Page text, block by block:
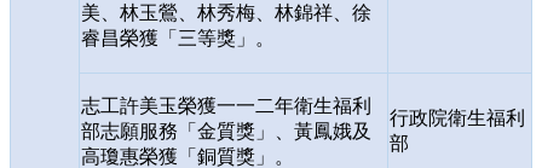
美、林玉鶯、林秀梅、林錦祥、徐
睿昌榮獲「三等獎」。
志工許美玉榮獲一一二年衛生福利
部志願服務「金質獎」、黃鳳娥及
高瓊惠榮獲「銅質獎」。
行政院衛生福利
部